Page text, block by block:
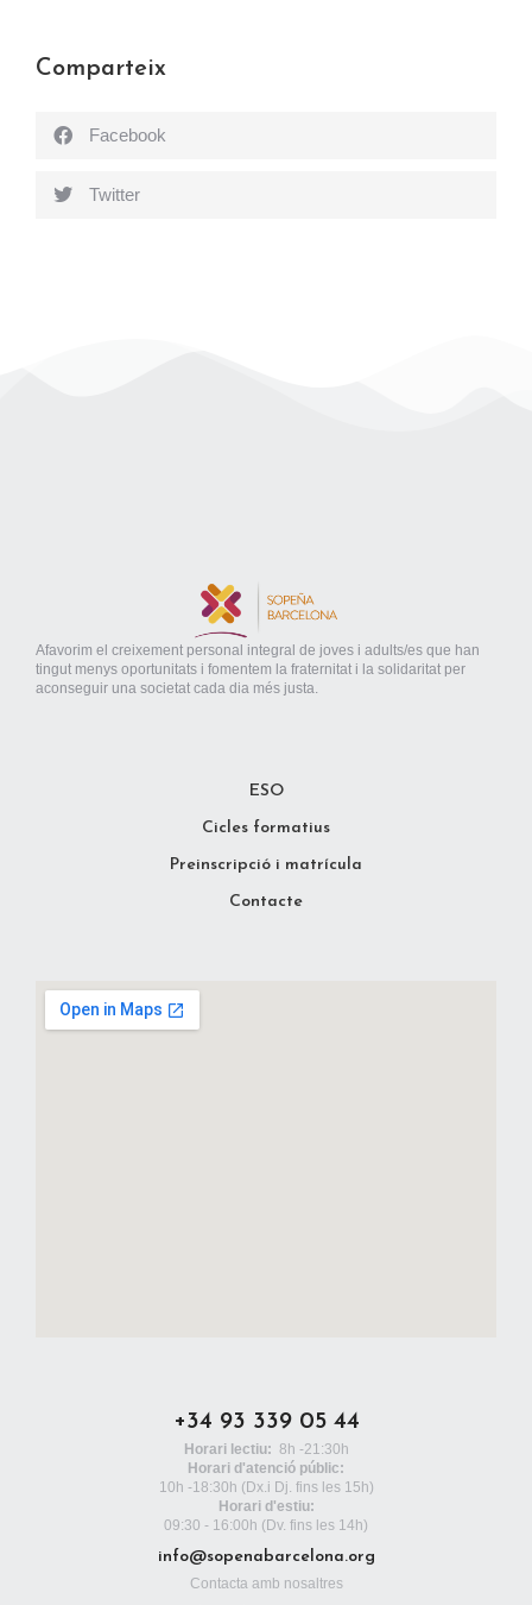
Comparteix
Facebook
Twitter
Afavorim el creixement personal integral de joves i adults/es que han
tingut menys oportunitats i fomentem la fraternitat i la solidaritat per
aconseguir una societat cada dia més justa.
ESO
Cicles formatius
Preinscripció i matrícula
Contacte
+34 93 339 05 44
Horari lectiu: 8h -21:30h
Horari d'atenció públic:
10h -18:30h (Dx.i Dj. fins les 15h)
Horari d'estiu:
09:30 - 16:00h (Dv. fins les 14h)
info@sopenabarcelona.org
Contacta amb nosaltres